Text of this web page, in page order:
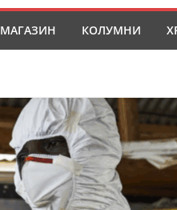
МАГАЗИН КОЛУМНИ